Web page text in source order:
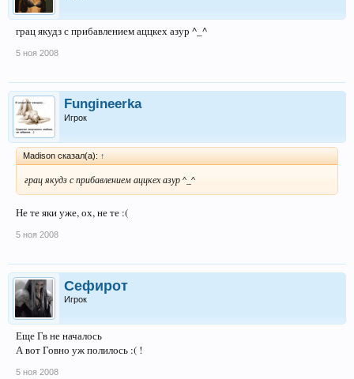
грац якудз с прибавлением аццкех азур ^_^
5 ноя 2008
Fungineerka
Игрок
Madison сказал(а): ↑
грац якудз с прибавлением аццкех азур ^_^
Не те яки уже, ох, не те :(
5 ноя 2008
Сефирот
Игрок
Еще Гв не началось
А вот Говно уж полилось :( !
5 ноя 2008